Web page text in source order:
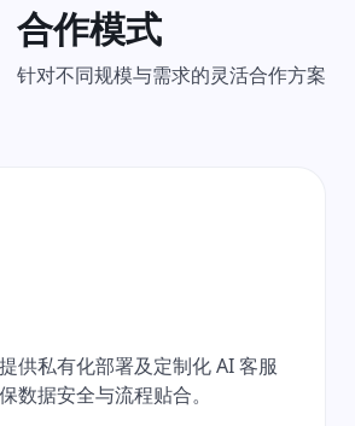
合作模式
针对不同规模与需求的灵活合作方案
供私有化部署及定制化 AI 客服
数据安全与流程贴合。